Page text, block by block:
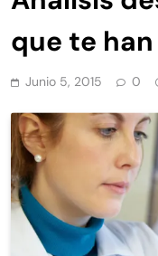
que te
Junio 5, 2015 0